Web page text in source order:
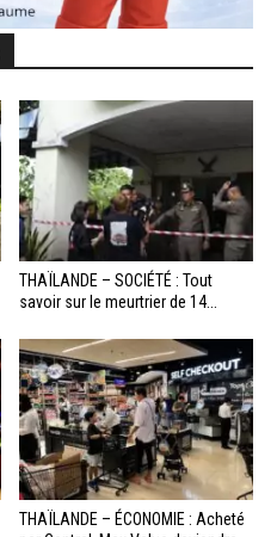
THAÏLANDE – SOCIÉTÉ : Tout
savoir sur le meurtrier de 14...
THAÏLANDE – ÉCONOMIE : Acheté